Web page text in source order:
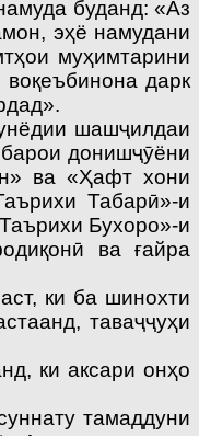
буданд: «Аз
эҳё намудани
муҳимтарини
дарк
шашҷилдаи
донишҷӯёни
ва «Ҳафт хони
Табарӣ»-и
Бухоро»-и
ва ғайра
ки ба шинохти
таваҷҷуҳи
ки аксари онҳо
тамаддуни